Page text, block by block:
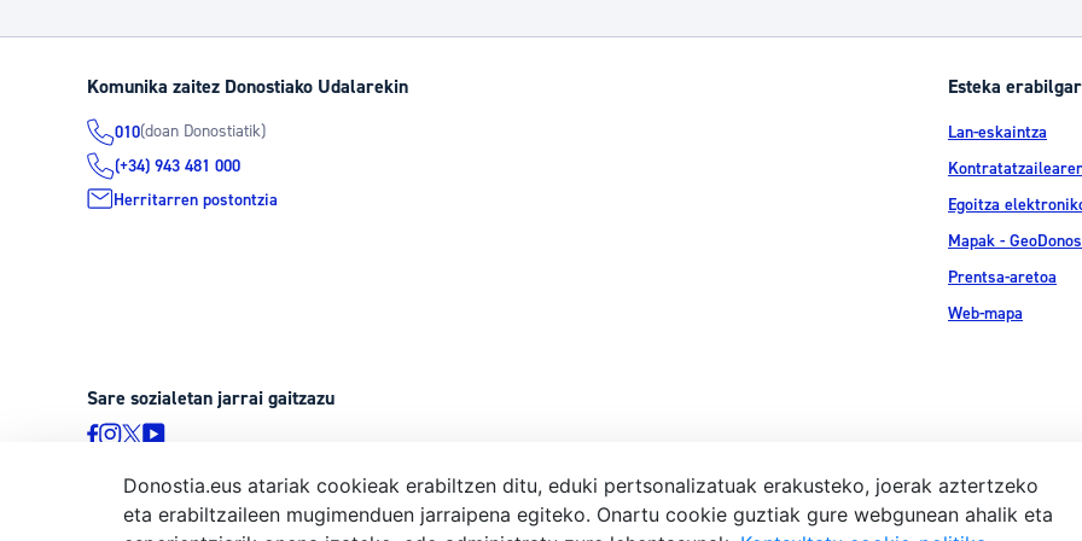
Komunika zaitez Donostiako Udalarekin
010(doan Donostiatik)
(+34) 943 481 000
Herritarren postontzia
Esteka
Lan-eskaintza
Egoitza
Mapak -
Prentsa-aretoa
Web-mapa
Sare sozialetan jarrai gaitzazu
© Donostiako Udala, Ijentea 1, 20003 Donostia Lege-
Donostia.eus atariak cookieak erabiltzen ditu, eduki pertsonalizatuak erakusteko, joerak aztertzeko
eta erabiltzaileen mugimenduen jarraipena egiteko. Onartu cookie guztiak gure webgunean ahalik eta